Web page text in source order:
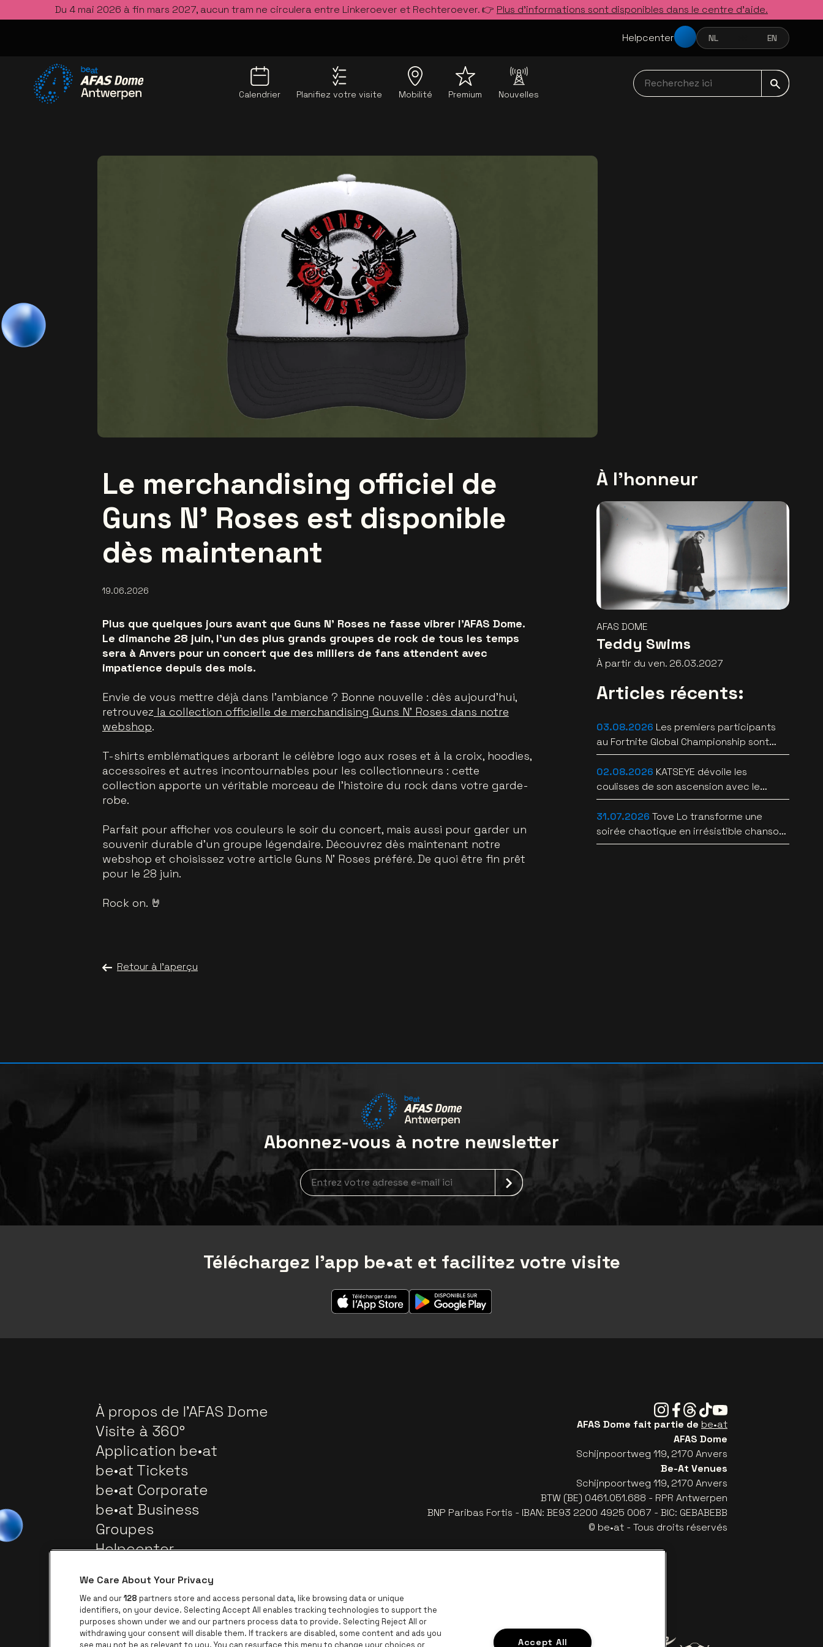
Du 4 mai 2026 à fin mars 2027, aucun tram ne circulera entre Linkeroever et Rechteroever. 👉 Plus d’informations sont disponibles dans le centre d’aide.
Helpcenter NEDERLANDS
NL FRANÇAISENGLISH
EN
Calendrier Planifiez votre visite Mobilité Premium Nouvelles
Recherchez ici navbar
Le merchandising officiel de
Guns N’ Roses est disponible
dès maintenant
19.06.2026
Plus que quelques jours avant que Guns N’ Roses ne fasse vibrer l’AFAS Dome.
Le dimanche 28 juin, l’un des plus grands groupes de rock de tous les temps
sera à Anvers pour un concert que des milliers de fans attendent avec
impatience depuis des mois.
Envie de vous mettre déjà dans l’ambiance ? Bonne nouvelle : dès aujourd’hui,
retrouvez la collection officielle de merchandising Guns N’ Roses dans notre
webshop.
T-shirts emblématiques arborant le célèbre logo aux roses et à la croix, hoodies,
accessoires et autres incontournables pour les collectionneurs : cette
collection apporte un véritable morceau de l’histoire du rock dans votre garde-
robe.
Parfait pour afficher vos couleurs le soir du concert, mais aussi pour garder un
souvenir durable d’un groupe légendaire. Découvrez dès maintenant notre
webshop et choisissez votre article Guns N’ Roses préféré. De quoi être fin prêt
pour le 28 juin.
Rock on. 🤘
Retour à l'aperçu
À l'honneur
AFAS DOME
Teddy Swims
À partir du ven. 26.03.2027
Articles récents:
03.08.2026 Les premiers participants
au Fortnite Global Championship sont
connus au Lotto Arena
02.08.2026 KATSEYE dévoile les
coulisses de son ascension avec le
documentaire WILD HEARTS [trailer]
31.07.2026 Tove Lo transforme une
soirée chaotique en irrésistible chanson
pop
Abonnez-vous à notre newsletter
Inscription à la newsletter
Téléchargez l'app be•at et facilitez votre visite
À propos de l'AFAS Dome
Visite à 360°
Application be•at
be•at Tickets
be•at Corporate
be•at Business
Groupes
Helpcenter
Instagram
Facebook
Threads
TiktokYoutube
AFAS Dome fait partie de be•at
AFAS Dome
Schijnpoortweg 119, 2170 Anvers
Be-At Venues
Schijnpoortweg 119, 2170 Anvers
BTW (BE) 0461.051.688 - RPR Antwerpen
BNP Paribas Fortis - IBAN: BE93 2200 4925 0067 - BIC: GEBABEBB
© be•at - Tous droits réservés
We Care About Your Privacy
We and our128 partners store and access personal data, like browsing data or unique
identifiers, on your device. Selecting Accept All enables tracking technologies to support the
purposes shown under we and our partners process data to provide. Selecting Reject All or
withdrawing your consent will disable them. If trackers are disabled, some content and ads you
see may not be as relevant to you. You can resurface this menu to change your choices or
Accept All